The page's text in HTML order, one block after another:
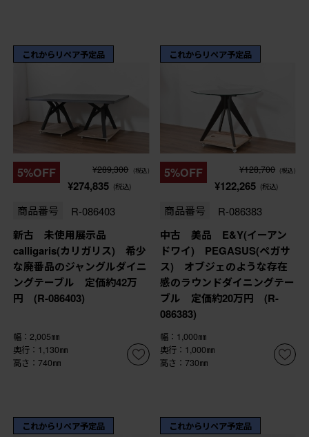
これからリペア予定品
5%OFF ¥289,300 (税込)
¥274,835 (税込)
商品番号 R-086403
新古 未使用展示品
calligaris(カリガリス) 希少
な廃番品のジャングルダイニ
ングテーブル 定価約42万
円 (R-086403)
幅：2,005㎜
奥行：1,130㎜
高さ：740㎜
これからリペア予定品
5%OFF ¥128,700 (税込)
¥122,265 (税込)
商品番号 R-086383
中古 美品 E&Y(イーアン
ドワイ) PEGASUS(ペガサ
ス) オブジェのような存在
感のラウンドダイニングテー
ブル 定価約20万円 (R-
086383)
幅：1,000㎜
奥行：1,000㎜
高さ：730㎜
これからリペア予定品 これからリペア予定品